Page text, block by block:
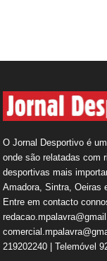
O Jornal Desportivo é
onde são relatadas com
desportivas mais
Amadora, Sintra, Oeiras
Entre em contacto
219202240 | Telemóvel